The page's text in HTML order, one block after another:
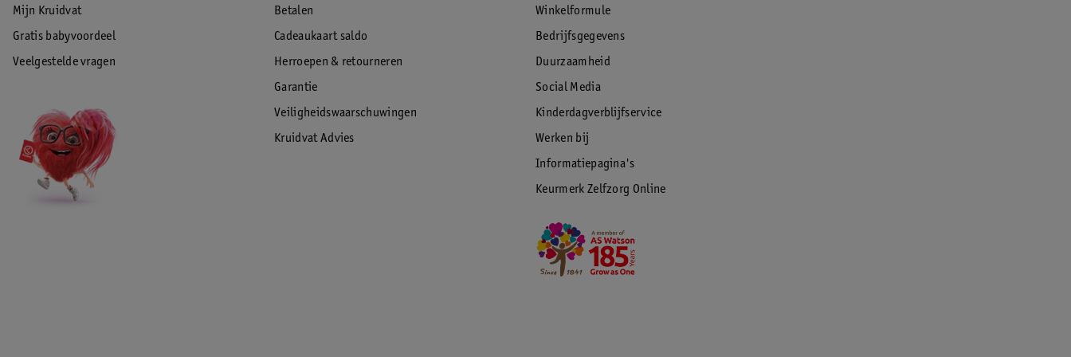
Mijn Kruidvat
Gratis babyvoordeel
Veelgestelde vragen
Betalen
Cadeaukaart saldo
Herroepen & retourneren
Garantie
Veiligheidswaarschuwingen
Kruidvat Advies
Winkelformule
Bedrijfsgegevens
Duurzaamheid
Social Media
Kinderdagverblijfservice
Werken bij
Informatiepagina's
Keurmerk Zelfzorg Online